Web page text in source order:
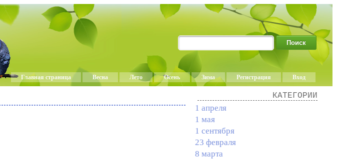
Главная страница Весна Лето Осень Зима Регистрация Вход
КАТЕГОРИИ
1 апреля
1 мая
1 сентября
23 февраля
8 марта